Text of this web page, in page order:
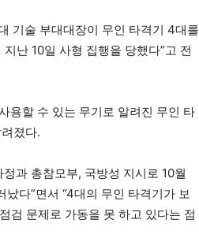
기술 부대대장이 무인 타격기 4대를
난 10일 사형 집행을 당했다”고 전
용할 수 있는 무기로 알려진 무인 타
졌다.
과 총참모부, 국방성 지시로 10월
다”면서 “4대의 무인 타격기가 보
검 문제로 가동을 못 하고 있다는 점